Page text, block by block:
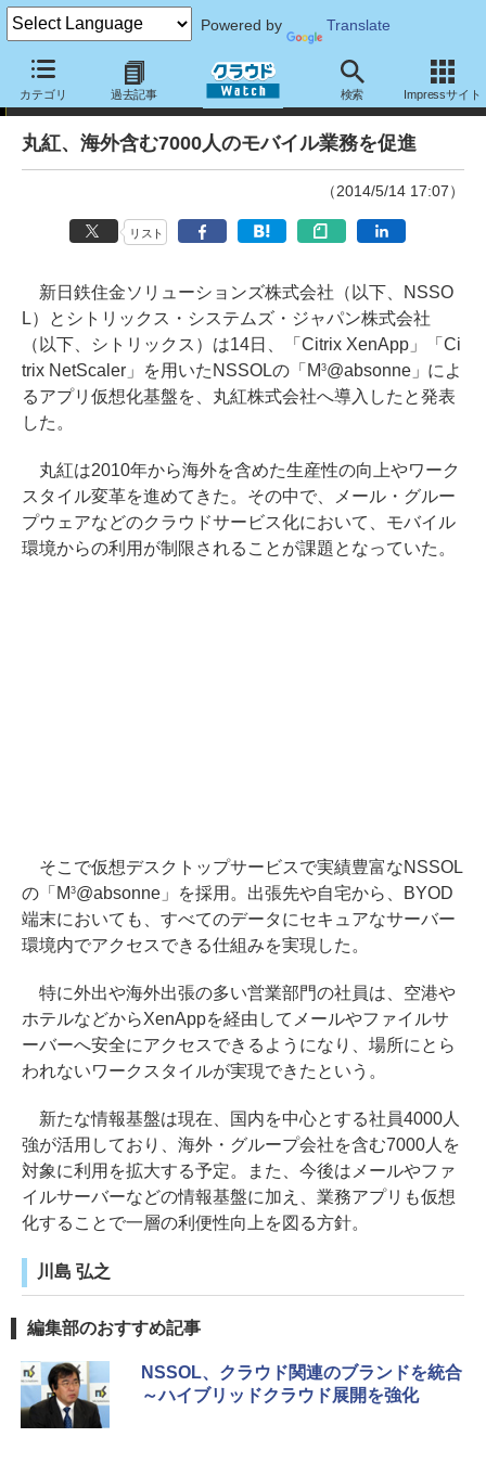
Powered by Translate
カテゴリ 過去記事 検索 Impressサイト
ニュース
丸紅、海外含む7000人のモバイル業務を促進
（2014/5/14 17:07）
リスト
新日鉄住金ソリューションズ株式会社（以下、NSSO
L）とシトリックス・システムズ・ジャパン株式会社
（以下、シトリックス）は14日、「Citrix XenApp」「Ci
trix NetScaler」を用いたNSSOLの「M 3@absonne」によ
るアプリ仮想化基盤を、丸紅株式会社へ導入したと発表
した。
丸紅は2010年から海外を含めた生産性の向上やワーク
スタイル変革を進めてきた。その中で、メール・グルー
プウェアなどのクラウドサービス化において、モバイル
環境からの利用が制限されることが課題となっていた。
そこで仮想デスクトップサービスで実績豊富なNSSOL
の「M 3@absonne」を採用。出張先や自宅から、BYOD
端末においても、すべてのデータにセキュアなサーバー
環境内でアクセスできる仕組みを実現した。
特に外出や海外出張の多い営業部門の社員は、空港や
ホテルなどからXenAppを経由してメールやファイルサ
ーバーへ安全にアクセスできるようになり、場所にとら
われないワークスタイルが実現できたという。
新たな情報基盤は現在、国内を中心とする社員4000人
強が活用しており、海外・グループ会社を含む7000人を
対象に利用を拡大する予定。また、今後はメールやファ
イルサーバーなどの情報基盤に加え、業務アプリも仮想
化することで一層の利便性向上を図る方針。
川島 弘之
編集部のおすすめ記事
NSSOL、クラウド関連のブランドを統合
～ハイブリッドクラウド展開を強化